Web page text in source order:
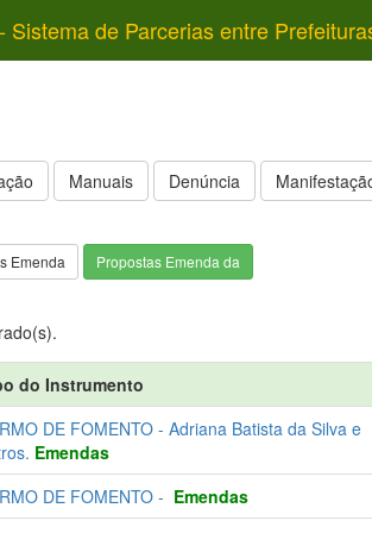
Sistema de Parcerias entre
Manuais Denúncia
Emenda Propostas Emenda da
do Instrumento
DE FOMENTO - Adriana Batista da Silva e
Emendas
DE FOMENTO - Emendas